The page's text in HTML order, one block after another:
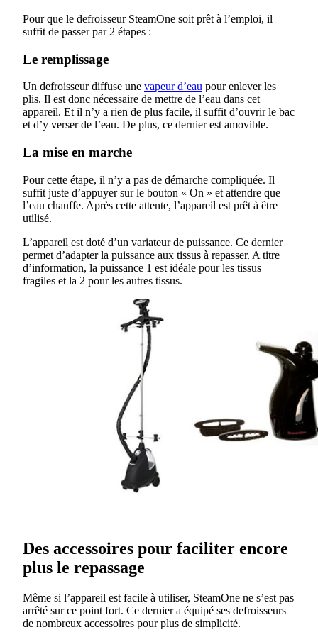
Pour que le defroisseur SteamOne soit prêt à l’emploi, il
suffit de passer par 2 étapes :
Le remplissage
Un defroisseur diffuse une vapeur d’eau pour enlever les
plis. Il est donc nécessaire de mettre de l’eau dans cet
appareil. Et il n’y a rien de plus facile, il suffit d’ouvrir le bac
et d’y verser de l’eau. De plus, ce dernier est amovible.
La mise en marche
Pour cette étape, il n’y a pas de démarche compliquée. Il
suffit juste d’appuyer sur le bouton « On » et attendre que
l’eau chauffe. Après cette attente, l’appareil est prêt à être
utilisé.
L’appareil est doté d’un variateur de puissance. Ce dernier
permet d’adapter la puissance aux tissus à repasser. A titre
d’information, la puissance 1 est idéale pour les tissus
fragiles et la 2 pour les autres tissus.
Des accessoires pour faciliter encore
plus le repassage
Même si l’appareil est facile à utiliser, SteamOne ne s’est pas
arrêté sur ce point fort. Ce dernier a équipé ses defroisseurs
de nombreux accessoires pour plus de simplicité.